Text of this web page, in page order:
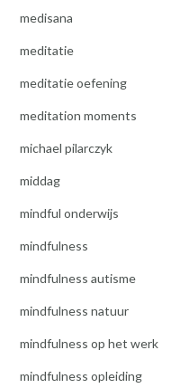
medisana
meditatie
meditatie oefening
meditation moments
michael pilarczyk
middag
mindful onderwijs
mindfulness
mindfulness autisme
mindfulness natuur
mindfulness op het werk
mindfulness opleiding